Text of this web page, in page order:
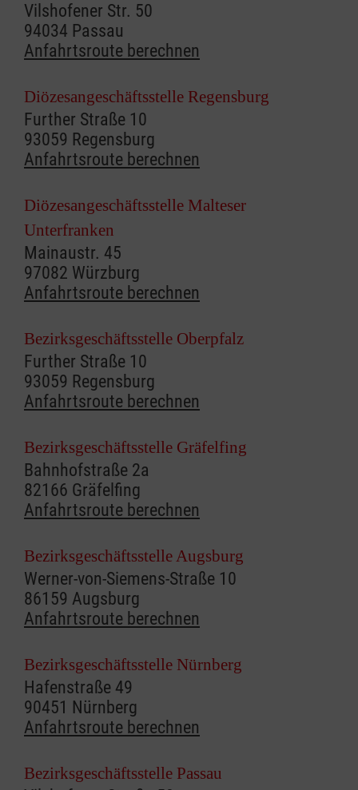
Vilshofener Str. 50
94034 Passau
Anfahrtsroute berechnen
Diözesangeschäftsstelle Regensburg
Further Straße 10
93059 Regensburg
Anfahrtsroute berechnen
Diözesangeschäftsstelle Malteser
Unterfranken
Mainaustr. 45
97082 Würzburg
Anfahrtsroute berechnen
Bezirksgeschäftsstelle Oberpfalz
Further Straße 10
93059 Regensburg
Anfahrtsroute berechnen
Bezirksgeschäftsstelle Gräfelfing
Bahnhofstraße 2a
82166 Gräfelfing
Anfahrtsroute berechnen
Bezirksgeschäftsstelle Augsburg
Werner-von-Siemens-Straße 10
86159 Augsburg
Anfahrtsroute berechnen
Bezirksgeschäftsstelle Nürnberg
Hafenstraße 49
90451 Nürnberg
Anfahrtsroute berechnen
Bezirksgeschäftsstelle Passau